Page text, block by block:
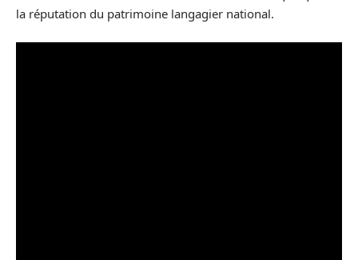
la réputation du patrimoine langagier national.